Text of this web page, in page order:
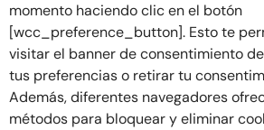
momento haciendo clic en el botón
[wcc_preference_button]. Esto te
visitar el banner de consentimiento
tus preferencias o retirar tu
Además, diferentes navegadores
métodos para bloquear y eliminar